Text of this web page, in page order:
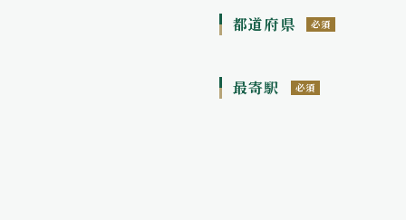
都道府県 必須
最寄駅 必須